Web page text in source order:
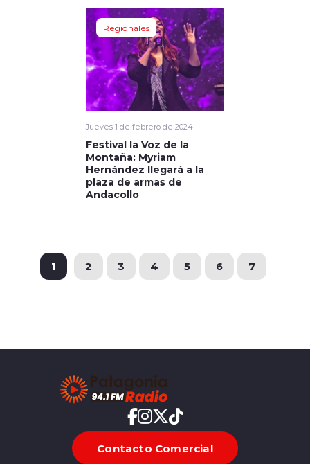
Regionales
Jueves 1 de febrero de 2024
Festival la Voz de la
Montaña: Myriam
Hernández llegará a la
plaza de armas de
Andacollo
1 2 3 4 5 6 7
Contacto Comercial